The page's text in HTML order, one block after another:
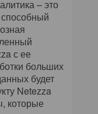
– это
с ее
больших
будет
Netezza
которые